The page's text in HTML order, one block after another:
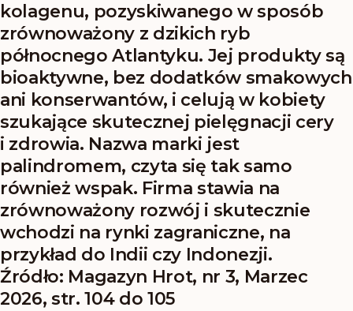
kolagenu, pozyskiwanego w sposób
zrównoważony z dzikich ryb
północnego Atlantyku. Jej produkty są
bioaktywne, bez dodatków smakowych
ani konserwantów, i celują w kobiety
szukające skutecznej pielęgnacji cery
i zdrowia. Nazwa marki jest
palindromem, czyta się tak samo
również wspak. Firma stawia na
zrównoważony rozwój i skutecznie
wchodzi na rynki zagraniczne, na
przykład do Indii czy Indonezji.
Źródło: Magazyn Hrot, nr 3, Marzec
2026, str. 104 do 105